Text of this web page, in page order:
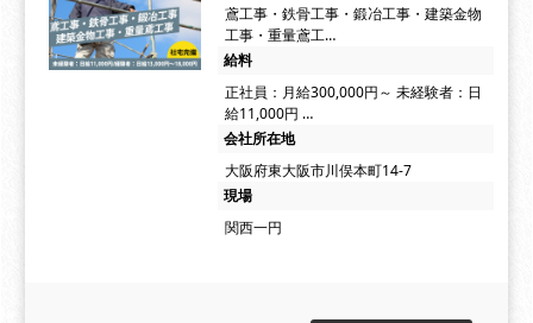
鳶工事・鉄骨工事・鍛冶工事・建築金物
工事・重量鳶工…
給料
正社員：月給300,000円～ 未経験者：日
給11,000円 …
会社所在地
大阪府東大阪市川俣本町14-7
現場
関西一円